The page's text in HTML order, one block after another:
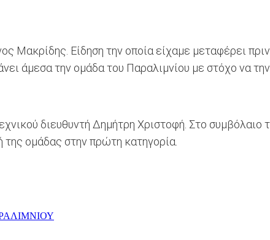
Μακρίδης. Είδηση την οποία είχαμε μεταφέρει
άμεσα την ομάδα του Παραλιμνίου με στόχο να
διευθυντή Δημήτρη Χριστοφή. Στο
της ομάδας στην πρώτη κατηγορία.